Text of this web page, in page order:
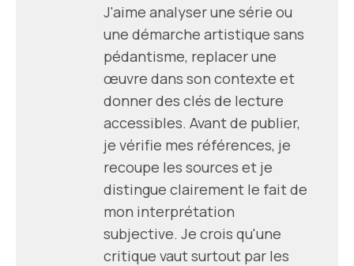
J'aime analyser une série ou
une démarche artistique sans
pédantisme, replacer une
œuvre dans son contexte et
donner des clés de lecture
accessibles. Avant de publier,
je vérifie mes références, je
recoupe les sources et je
distingue clairement le fait de
mon interprétation
subjective. Je crois qu'une
critique vaut surtout par les